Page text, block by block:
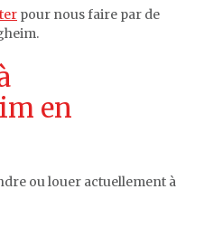
pour nous faire par de
en
ou louer actuellement à